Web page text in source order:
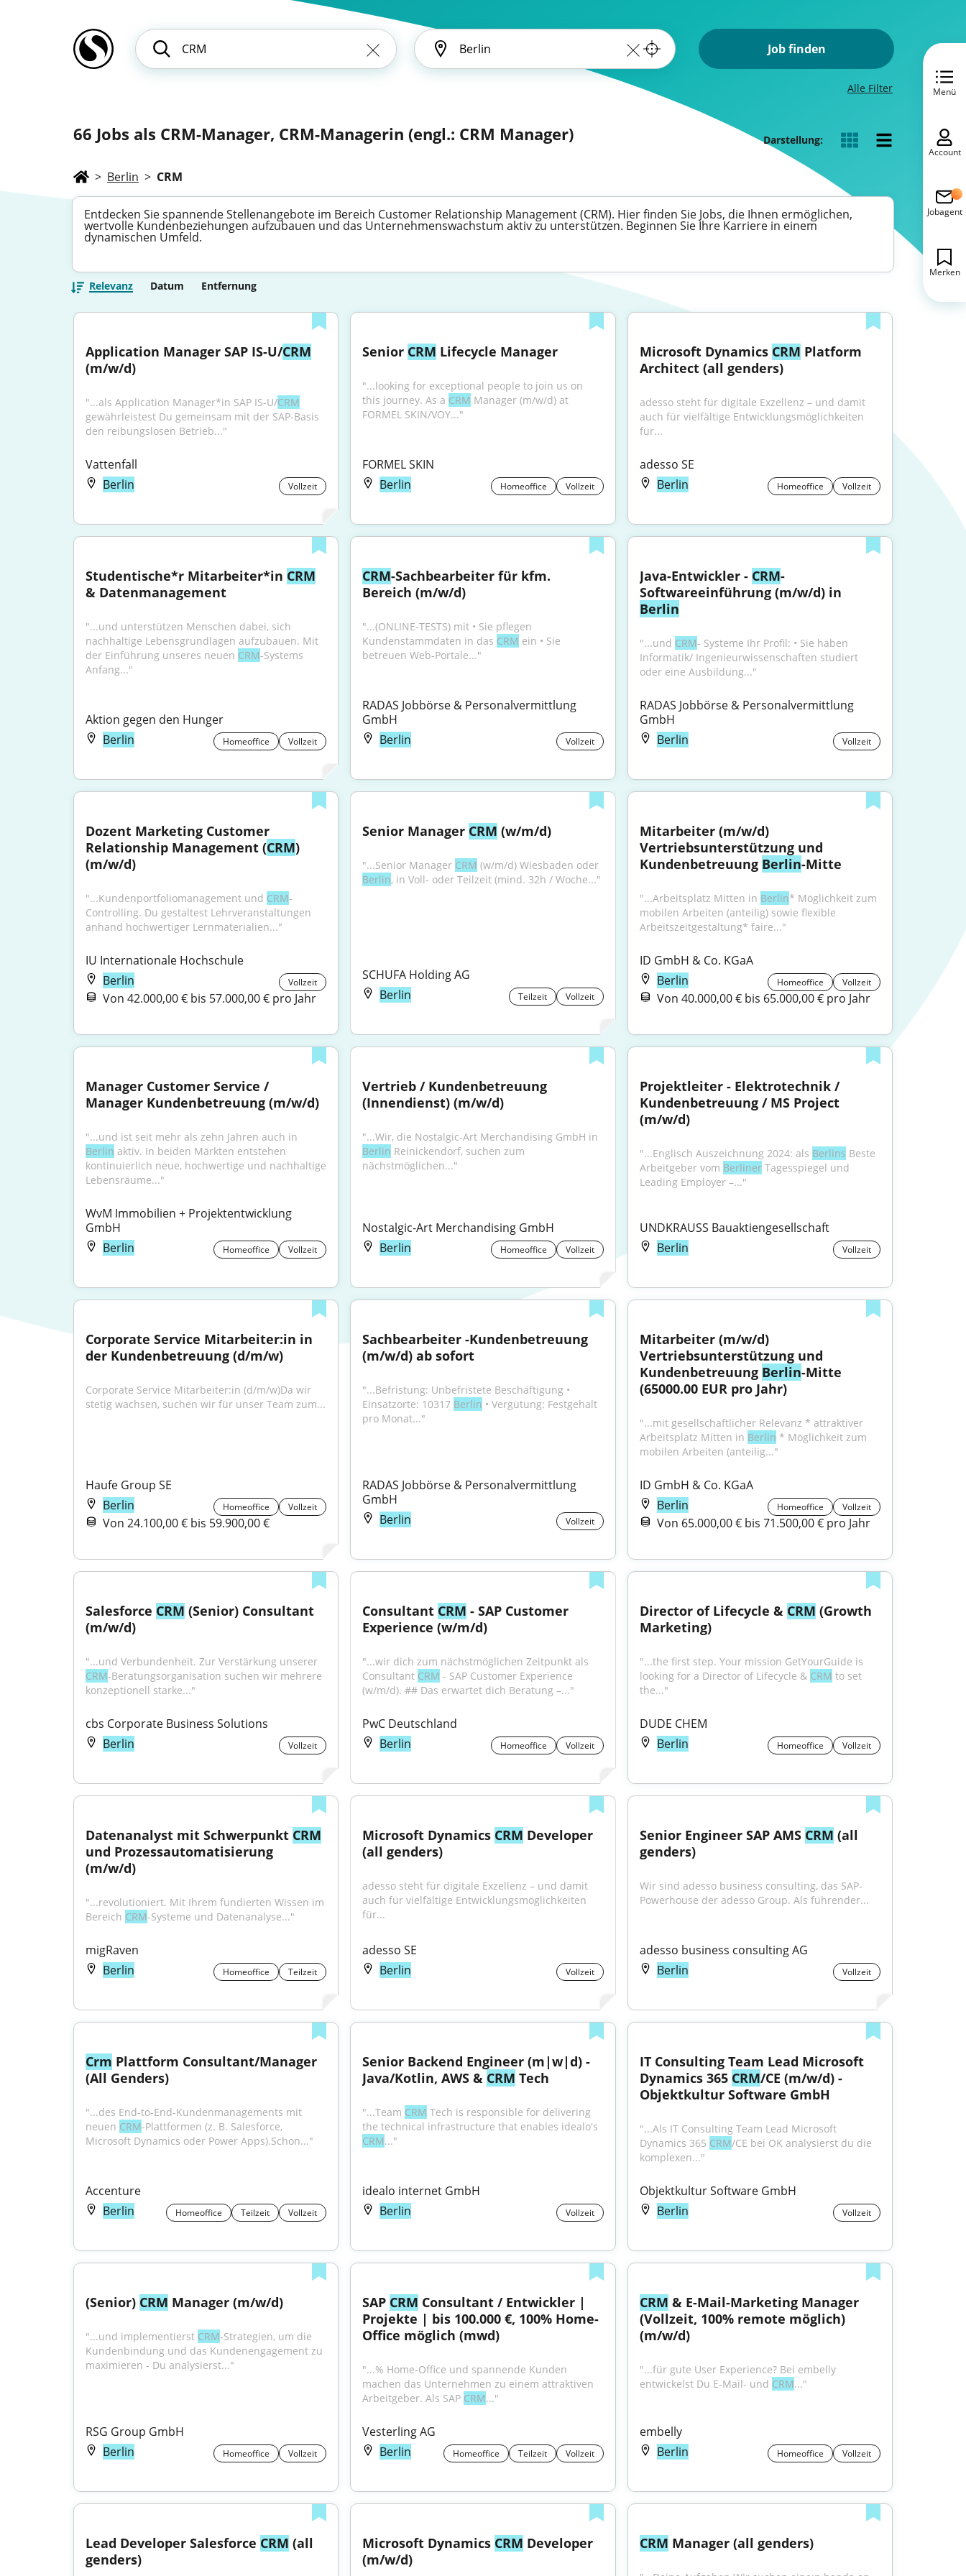
Job finden
Alle Filter
66 Jobs als CRM-Manager, CRM-Managerin (engl.: CRM Manager) Darstellung:
> Berlin > CRM
Entdecken Sie spannende Stellenangebote im Bereich Customer Relationship Management (CRM). Hier finden Sie Jobs, die Ihnen ermöglichen,
wertvolle Kundenbeziehungen aufzubauen und das Unternehmenswachstum aktiv zu unterstützen. Beginnen Sie Ihre Karriere in einem
dynamischen Umfeld.
Relevanz Datum Entfernung
Application Manager SAP IS-U/CRM
(m/w/d)
"...als Application Manager*in SAP IS-U/CRM
gewährleistest Du gemeinsam mit der SAP-Basis
den reibungslosen Betrieb..."
Vattenfall
Berlin
Vollzeit
Senior CRM Lifecycle Manager
"...looking for exceptional people to join us on
this journey. As a CRM Manager (m/w/d) at
FORMEL SKIN/VOY..."
FORMEL SKIN
Berlin
Homeoffice Vollzeit
Microsoft Dynamics CRM Platform
Architect (all genders)
adesso steht für digitale Exzellenz – und damit
auch für vielfältige Entwicklungsmöglichkeiten
für...
adesso SE
Berlin
Homeoffice Vollzeit
Studentische*r Mitarbeiter*in CRM
& Datenmanagement
"...und unterstützen Menschen dabei, sich
nachhaltige Lebensgrundlagen aufzubauen. Mit
der Einführung unseres neuen CRM-Systems
Anfang..."
Aktion gegen den Hunger
Berlin
Homeoffice Vollzeit
CRM-Sachbearbeiter für kfm.
Bereich (m/w/d)
"...(ONLINE-TESTS) mit • Sie pflegen
Kundenstammdaten in das CRM ein • Sie
betreuen Web-Portale..."
RADAS Jobbörse & Personalvermittlung
GmbH
Berlin
Vollzeit
Java-Entwickler - CRM-
Berlin
"...und CRM- Systeme Ihr Profil: • Sie haben
Informatik/ Ingenieurwissenschaften studiert
oder eine Ausbildung..."
RADAS Jobbörse & Personalvermittlung
GmbH
Berlin
Vollzeit
Dozent Marketing Customer
Relationship Management (CRM)
(m/w/d)
"...Kundenportfoliomanagement und CRM-
Controlling. Du gestaltest Lehrveranstaltungen
anhand hochwertiger Lernmaterialien..."
IU Internationale Hochschule
Berlin
Vollzeit
Von 42.000,00 € bis 57.000,00 € pro Jahr
Senior Manager CRM (w/m/d)
"...Senior Manager CRM
Berlin, in Voll- oder Teilzeit (mind. 32h / Woche..."
SCHUFA Holding AG
Berlin
Teilzeit Vollzeit
Mitarbeiter (m/w/d)
Vertriebsunterstützung und
Kundenbetreuung Berlin-Mitte
"...Arbeitsplatz Mitten in Berlin* Möglichkeit zum
mobilen Arbeiten (anteilig) sowie flexible
Arbeitszeitgestaltung* faire..."
ID GmbH & Co. KGaA
Berlin
Homeoffice Vollzeit
Von 40.000,00 € bis 65.000,00 € pro Jahr
Manager Customer Service /
Manager Kundenbetreuung (m/w/d)
Berlin aktiv. In beiden Märkten entstehen
kontinuierlich neue, hochwertige und nachhaltige
Lebensräume..."
WvM Immobilien + Projektentwicklung
GmbH
Berlin
Homeoffice Vollzeit
Vertrieb / Kundenbetreuung
(Innendienst) (m/w/d)
Berlin Reinickendorf, suchen zum
nächstmöglichen..."
Nostalgic-Art Merchandising GmbH
Berlin
Homeoffice Vollzeit
Projektleiter - Elektrotechnik /
Kundenbetreuung / MS Project
(m/w/d)
"...Englisch Auszeichnung 2024: als Berlins Beste
Arbeitgeber vom Berliner Tagesspiegel und
Leading Employer –..."
UNDKRAUSS Bauaktiengesellschaft
Berlin
Vollzeit
Corporate Service Mitarbeiter:in in
der Kundenbetreuung (d/m/w)
Corporate Service Mitarbeiter:in (d/m/w)Da wir
stetig wachsen, suchen wir für unser Team zum...
Haufe Group SE
Berlin
Homeoffice Vollzeit
Von 24.100,00 € bis 59.900,00 €
Sachbearbeiter -Kundenbetreuung
(m/w/d) ab sofort
"...Befristung: Unbefristete Beschäftigung •
Einsatzorte: 10317 Berlin • Vergütung: Festgehalt
pro Monat..."
RADAS Jobbörse & Personalvermittlung
GmbH
Berlin
Vollzeit
Mitarbeiter (m/w/d)
Vertriebsunterstützung und
Kundenbetreuung Berlin-Mitte
(65000.00 EUR pro Jahr)
"...mit gesellschaftlicher Relevanz * attraktiver
Arbeitsplatz Mitten in Berlin * Möglichkeit zum
mobilen Arbeiten (anteilig..."
ID GmbH & Co. KGaA
Berlin
Homeoffice Vollzeit
Von 65.000,00 € bis 71.500,00 € pro Jahr
Salesforce CRM (Senior) Consultant
(m/w/d)
CRM-Beratungsorganisation suchen wir mehrere
konzeptionell starke..."
cbs Corporate Business Solutions
Berlin
Vollzeit
Consultant CRM - SAP Customer
Experience (w/m/d)
"...wir dich zum nächstmöglichen Zeitpunkt als
Consultant CRM - SAP Customer Experience
(w/m/d). ## Das erwartet dich Beratung –..."
PwC Deutschland
Berlin
Homeoffice Vollzeit
Director of Lifecycle & CRM (Growth
Marketing)
"...the first step. Your mission GetYourGuide is
looking for a Director of Lifecycle & CRM to set
the..."
DUDE CHEM
Berlin
Homeoffice Vollzeit
Datenanalyst mit Schwerpunkt CRM
und Prozessautomatisierung
(m/w/d)
"...revolutioniert. Mit Ihrem fundierten Wissen im
Bereich CRM-Systeme und Datenanalyse..."
migRaven
Berlin
Homeoffice Teilzeit
Microsoft Dynamics CRM Developer
(all genders)
adesso steht für digitale Exzellenz – und damit
auch für vielfältige Entwicklungsmöglichkeiten
für...
adesso SE
Berlin
Vollzeit
Senior Engineer SAP AMS CRM (all
genders)
Wir sind adesso business consulting, das SAP-
Powerhouse der adesso Group. Als führender...
adesso business consulting AG
Berlin
Vollzeit
Crm Plattform Consultant/Manager
(All Genders)
"...des End-to-End-Kundenmanagements mit
neuen CRM-Plattformen (z. B. Salesforce,
Microsoft Dynamics oder Power Apps).Schon..."
Accenture
Berlin
Homeoffice Teilzeit Vollzeit
Senior Backend Engineer (m|w|d) -
Java/Kotlin, AWS & CRM Tech
"...Team CRM Tech is responsible for delivering
CRM..."
idealo internet GmbH
Berlin
Vollzeit
IT Consulting Team Lead Microsoft
Dynamics 365 CRM/CE (m/w/d) -
Objektkultur Software GmbH
"...Als IT Consulting Team Lead Microsoft
Dynamics 365 CRM/CE bei OK analysierst du die
komplexen..."
Objektkultur Software GmbH
Berlin
Vollzeit
(Senior) CRM Manager (m/w/d)
"...und implementierst CRM-Strategien, um die
Kundenbindung und das Kundenengagement zu
maximieren - Du analysierst..."
RSG Group GmbH
Berlin
Homeoffice Vollzeit
SAP CRM Consultant / Entwickler |
Projekte | bis 100.000 €, 100% Home-
Office möglich (mwd)
"...% Home-Office und spannende Kunden
machen das Unternehmen zu einem attraktiven
Arbeitgeber. Als SAP CRM..."
Vesterling AG
Berlin
Homeoffice Teilzeit Vollzeit
CRM & E-Mail-Marketing Manager
(Vollzeit, 100% remote möglich)
(m/w/d)
"...für gute User Experience? Bei embelly
entwickelst Du E-Mail- und CRM..."
embelly
Berlin
Homeoffice Vollzeit
Lead Developer Salesforce CRM (all
genders)
Microsoft Dynamics CRM Developer
(m/w/d)
CRM Manager (all genders)
Menü
Account
Jobagent
Merken